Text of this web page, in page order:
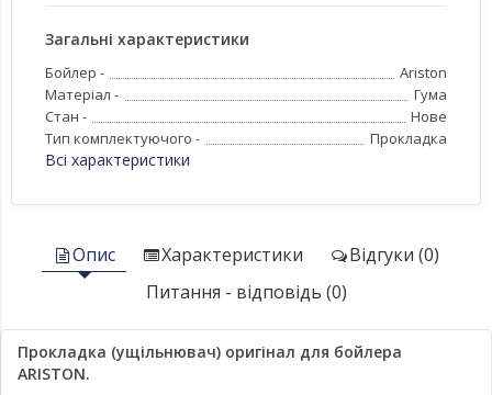
Загальні характеристики
Бойлер -
Ariston
Матеріал -
Гума
Стан -
Нове
Тип комплектуючого -
Прокладка
Всі характеристики
Опис Характеристики
Відгуки (0)
Питання - відповідь (0)
Прокладка (ущільнювач) оригінал для бойлера
ARISTON.